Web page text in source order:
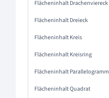
Flächeninhalt Drachenviereck
Flächeninhalt Dreieck
Flächeninhalt Kreis
Flächeninhalt Kreisring
Flächeninhalt Parallelogramm
Flächeninhalt Quadrat